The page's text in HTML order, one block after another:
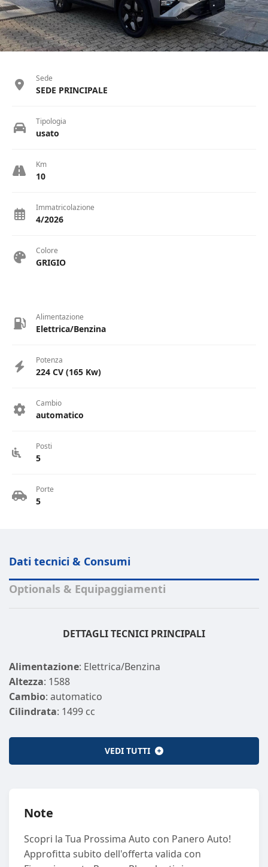
Sede
SEDE PRINCIPALE
Tipologia
usato
Km
10
Immatricolazione
4/2026
Colore
GRIGIO
Alimentazione
Elettrica/Benzina
Potenza
224 CV (165 Kw)
Cambio
automatico
Posti
5
Porte
5
Dati tecnici & Consumi
Optionals & Equipaggiamenti
DETTAGLI TECNICI PRINCIPALI
Alimentazione: Elettrica/Benzina
Altezza: 1588
Cambio: automatico
Cilindrata: 1499 cc
Colore Esterno: GRIGIO
: NERO NERO
Lunghezza
Km: 10
Normativa Ecologica: euro6
VEDI TUTTI
Note
Scopri la Tua Prossima Auto con Panero Auto!
Approfitta subito dell'offerta valida con